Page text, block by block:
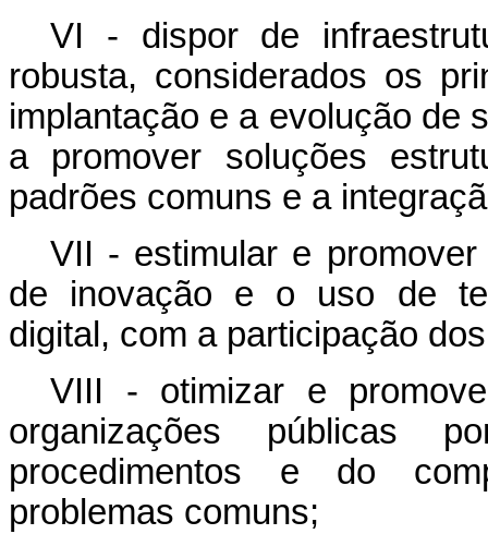
VI - dispor de
robusta, considerados os
implantação e a evolução de
a promover soluções
padrões comuns e a
VII - estimular e
de inovação e o uso de
digital, com a participação
VIII - otimizar e
organizações públicas
procedimentos e do
problemas comuns;